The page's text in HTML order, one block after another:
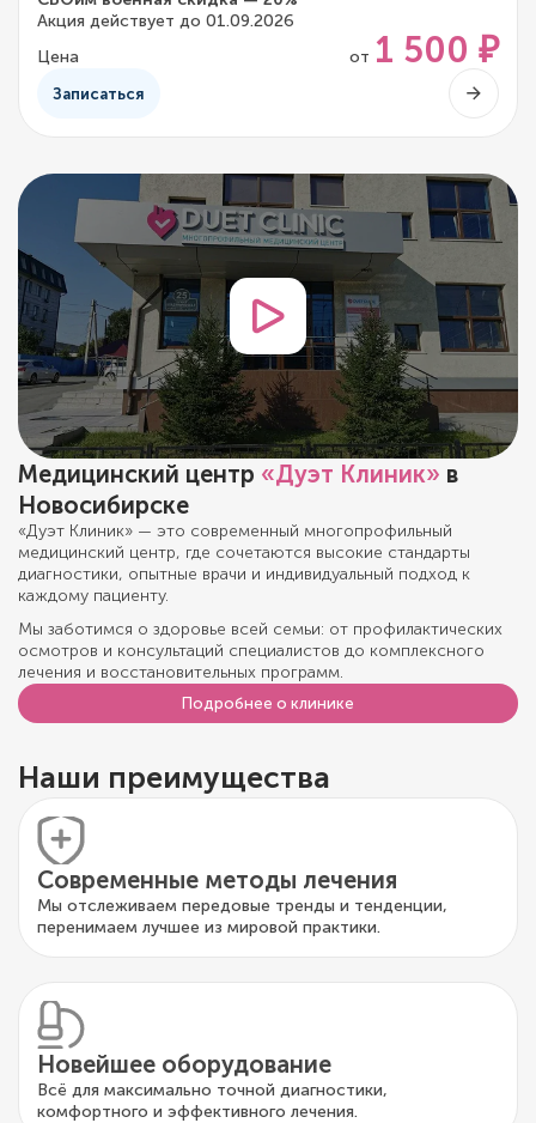
Акция действует до 01.09.2026
Цена
от 1 500 ₽
Записаться
Медицинский центр «Дуэт Клиник» в
Новосибирске
«Дуэт Клиник» — это современный многопрофильный
медицинский центр, где сочетаются высокие стандарты
диагностики, опытные врачи и индивидуальный подход к
каждому пациенту.
Мы заботимся о здоровье всей семьи: от профилактических
осмотров и консультаций специалистов до комплексного
лечения и восстановительных программ.
Подробнее о клинике
Наши преимущества
Современные методы лечения
Мы отслеживаем передовые тренды и тенденции,
перенимаем лучшее из мировой практики.
Новейшее оборудование
Всё для максимально точной диагностики,
комфортного и эффективного лечения.